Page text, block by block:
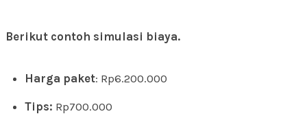
Berikut contoh simulasi biaya.
Harga paket: Rp6.200.000
Tips: Rp700.000